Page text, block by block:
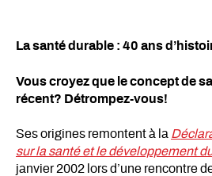
La santé durable : 40 ans
Vous croyez que le concept de
récent? Détrompez-vous!
Ses origines remontent à la
sur la santé et le développement
janvier 2002 lors d’une rencontre